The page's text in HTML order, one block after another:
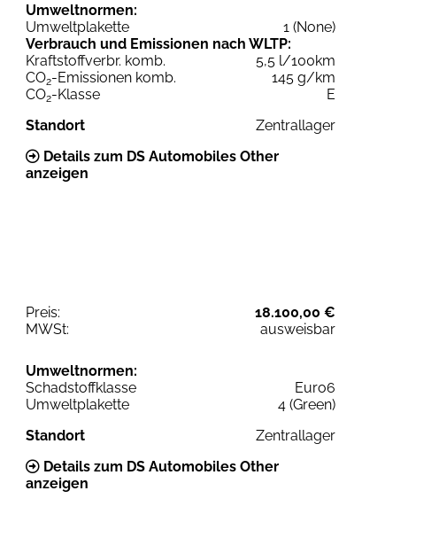
Umweltnormen:
Umweltplakette
1 (None)
Verbrauch und Emissionen nach WLTP:
Kraftstoffverbr. komb.
5,5 l/100km
CO2-Emissionen komb.
145 g/km
CO2-Klasse
E
Standort
Zentrallager
Details zum DS Automobiles Other
anzeigen
Preis:
18.100,00 €
MWSt:
ausweisbar
Umweltnormen:
Schadstoffklasse
Euro6
Umweltplakette
4 (Green)
Standort
Zentrallager
Details zum DS Automobiles Other
anzeigen